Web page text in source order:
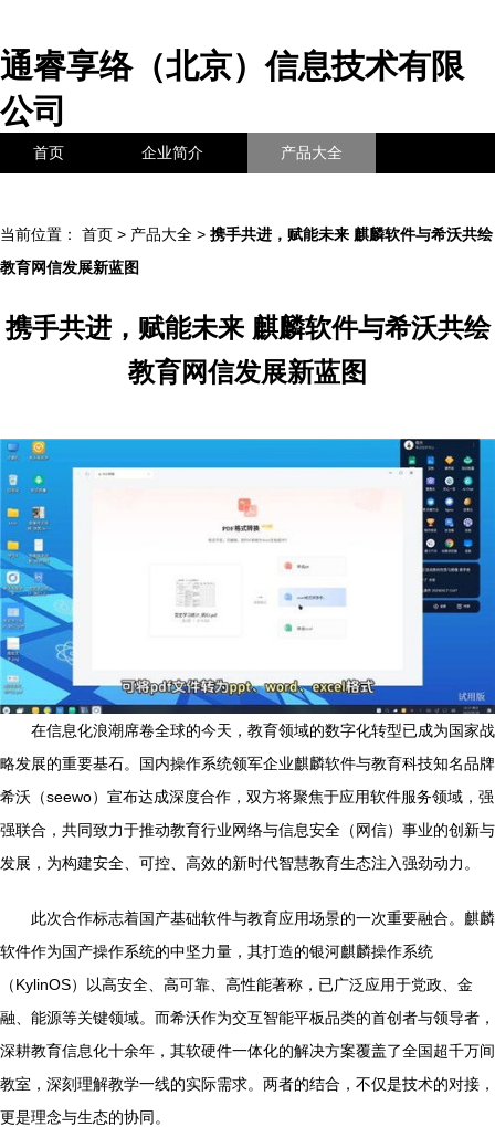
通睿享络（北京）信息技术有限
公司
首页 企业简介 产品大全
当前位置： 首页 > 产品大全 > 携手共进，赋能未来 麒麟软件与希沃共绘
教育网信发展新蓝图
携手共进，赋能未来 麒麟软件与希沃共绘
教育网信发展新蓝图
在信息化浪潮席卷全球的今天，教育领域的数字化转型已成为国家战
略发展的重要基石。国内操作系统领军企业麒麟软件与教育科技知名品牌
希沃（seewo）宣布达成深度合作，双方将聚焦于应用软件服务领域，强
强联合，共同致力于推动教育行业网络与信息安全（网信）事业的创新与
发展，为构建安全、可控、高效的新时代智慧教育生态注入强劲动力。
此次合作标志着国产基础软件与教育应用场景的一次重要融合。麒麟
软件作为国产操作系统的中坚力量，其打造的银河麒麟操作系统
（KylinOS）以高安全、高可靠、高性能著称，已广泛应用于党政、金
融、能源等关键领域。而希沃作为交互智能平板品类的首创者与领导者，
深耕教育信息化十余年，其软硬件一体化的解决方案覆盖了全国超千万间
教室，深刻理解教学一线的实际需求。两者的结合，不仅是技术的对接，
更是理念与生态的协同。